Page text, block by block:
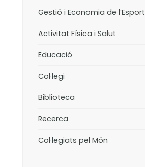
Gestió i Economia de l’Esport
Activitat Física i Salut
Educació
Col·legi
Biblioteca
Recerca
Col·legiats pel Món